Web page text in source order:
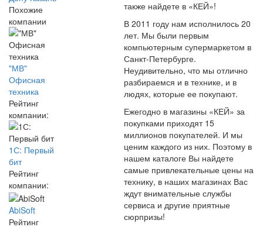
Похожие
компании
"МВ"
Офисная
техника
Рейтинг
компании:
1С: Первый
бит
Рейтинг
компании:
AbiSoft
Рейтинг
также найдете в «КЕЙ»!
В 2011 году нам исполнилось 20
лет. Мы были первым
компьютерным супермаркетом в
Санкт-Петербурге.
Неудивительно, что мы отлично
разбираемся и в технике, и в
людях, которые ее покупают.
Ежегодно в магазины «КЕЙ» за
покупками приходят 15
миллионов покупателей. И мы
ценим каждого из них. Поэтому в
нашем каталоге Вы найдете
самые привлекательные цены на
технику, в наших магазинах Вас
ждут внимательные службы
сервиса и другие приятные
сюрпризы!